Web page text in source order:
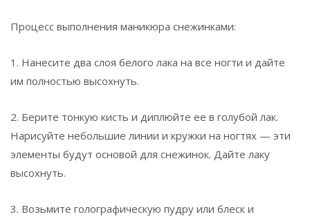
Процесс выполнения маникюра снежинками:
1. Нанесите два слоя белого лака на все ногти и дайте
им полностью высохнуть.
2. Берите тонкую кисть и диплюйте ее в голубой лак.
Нарисуйте небольшие линии и кружки на ногтях — эти
элементы будут основой для снежинок. Дайте лаку
высохнуть.
3. Возьмите голографическую пудру или блеск и